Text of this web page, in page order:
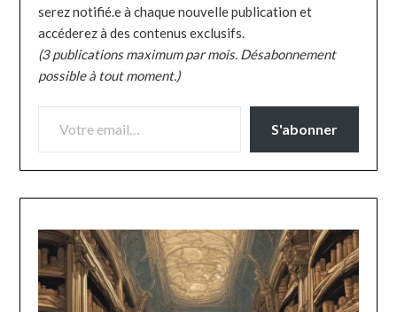
serez notifié.e à chaque nouvelle publication et
accéderez à des contenus exclusifs.
(3 publications maximum par mois. Désabonnement
possible à tout moment.)
VOTRE EMAIL…
S'abonner